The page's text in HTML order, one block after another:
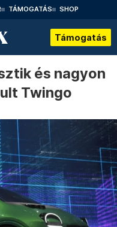
TÁMOGATÁS SHOP
Támogatás
és nagyon
Twingo